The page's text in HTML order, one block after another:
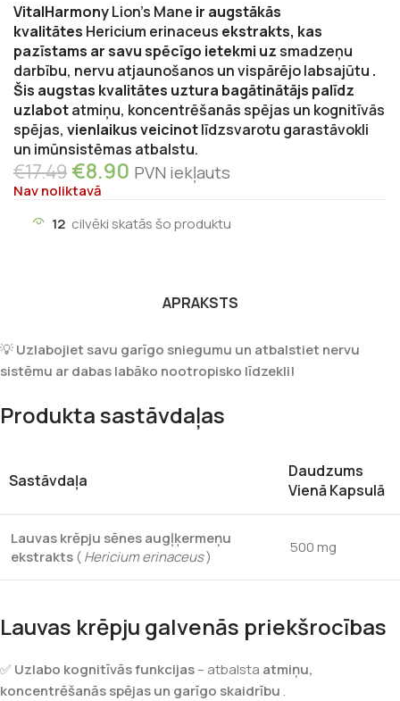
VitalHarmonyLion’s Mane ir augstākās
kvalitātes Hericium erinaceus ekstrakts, kas
pazīstams ar savu spēcīgo ietekmi uzsmadzeņu
darbību, nervu atjaunošanos un vispārējo labsajūtu .
Šis augstas kvalitātes uztura bagātinātājs palīdz
uzlabotatmiņu, koncentrēšanās spējas un kognitīvās
spējas, vienlaikus veicinotlīdzsvarotu garastāvokli
un imūnsistēmas atbalstu.
€17.49 €8.90 PVN iekļauts
Nav noliktavā
12 cilvēki skatās šo produktu
APRAKSTS
💡Uzlabojiet savu garīgo sniegumu un atbalstiet nervu
sistēmu ar dabas labāko nootropisko līdzekli!
Produkta sastāvdaļas
Sastāvdaļa
Daudzums
Vienā Kapsulā
Lauvas krēpju sēnes augļķermeņu
ekstrakts (Hericium erinaceus)
500 mg
Lauvas krēpju galvenās priekšrocības
✅Uzlabo kognitīvās funkcijas– atbalsta atmiņu,
koncentrēšanās spējas un garīgo skaidrību.